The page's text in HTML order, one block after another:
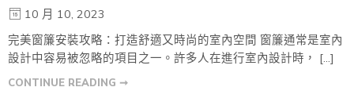
10 月 10, 2023
完美窗簾安裝攻略：打造舒適又時尚的室內空間 窗簾通常是室內
設計中容易被忽略的項目之一。許多人在進行室內設計時， […]
CONTINUE READING ➞